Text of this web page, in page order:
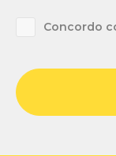
Concordo